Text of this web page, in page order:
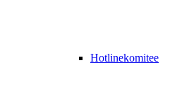
Hotlinekomitee